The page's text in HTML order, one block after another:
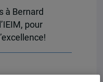
à Bernard
pour